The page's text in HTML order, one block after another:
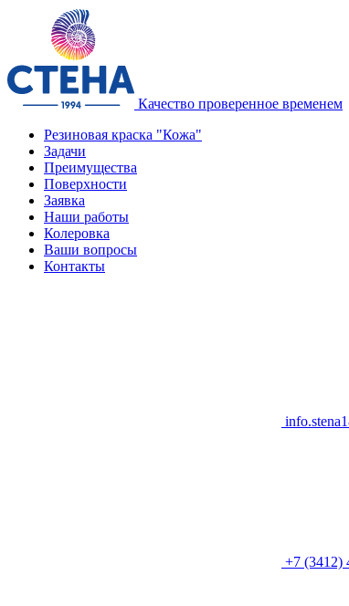
Качество проверенное временем
Резиновая краска "Кожа"
Задачи
Преимущества
Поверхности
Заявка
Наши работы
Колеровка
Ваши вопросы
Контакты
+7 (3412)